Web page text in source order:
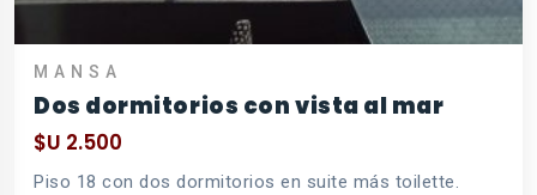
MANSA
Dos dormitorios con vista al mar
$U 2.500
Piso 18 con dos dormitorios en suite más toilette.